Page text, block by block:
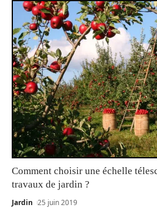
Comment choisir une échelle
travaux de jardin ?
Jardin 25 juin 2019